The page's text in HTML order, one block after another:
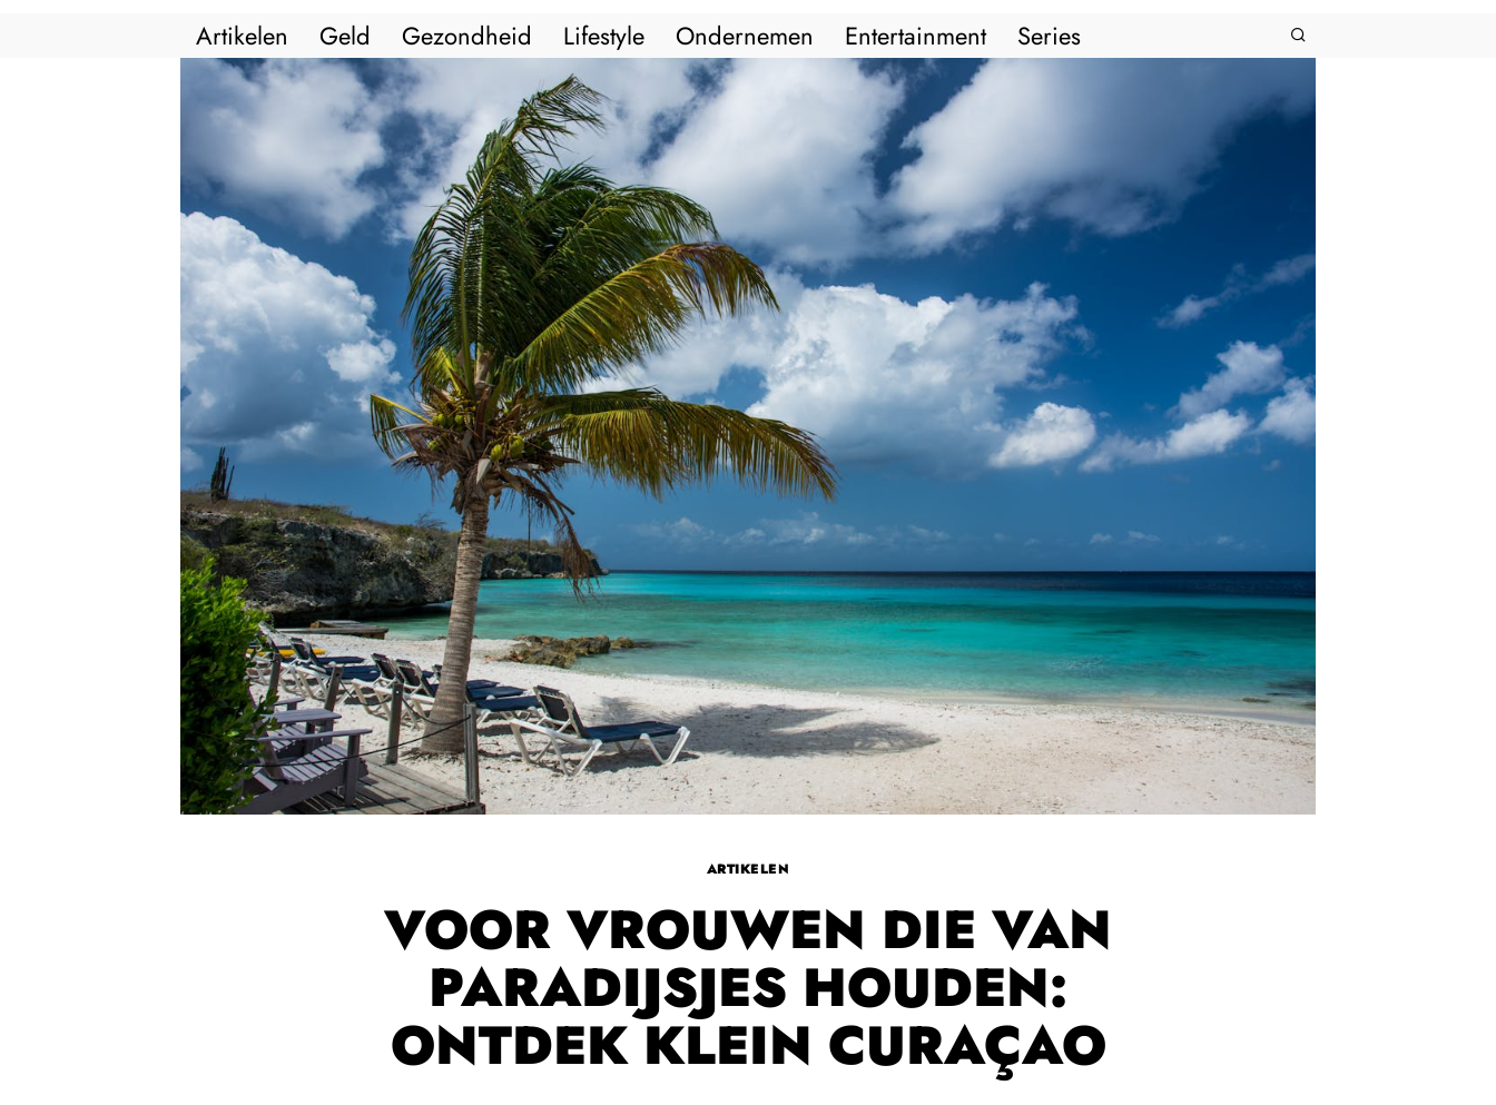
Artikelen Geld Gezondheid Lifestyle Ondernemen Entertainment Series
ARTIKELEN
VOOR VROUWEN DIE VAN
PARADIJSJES HOUDEN:
ONTDEK KLEIN CURAÇAO